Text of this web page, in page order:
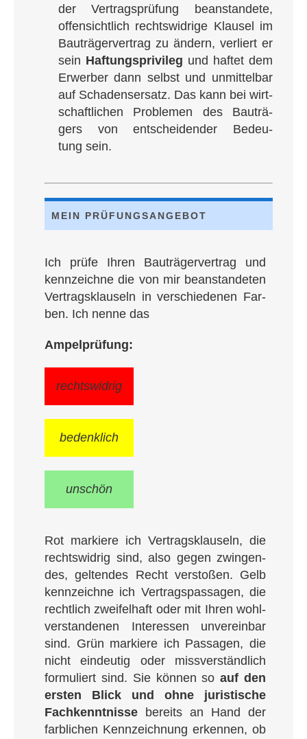
der Ver­trags­prü­fung bean­stan­dete,
offen­sicht­lich rechts­wid­rige Klau­sel im
Bau­trä­ger­ver­trag zu ändern, ver­liert er
sein Haf­tungs­pri­vi­leg und haf­tet dem
Erwer­ber dann selbst und unmit­tel­bar
auf Scha­dens­er­satz. Das kann bei wirt­
schaft­li­chen Pro­ble­men des Bau­trä­
gers von ent­schei­den­der Bedeu­
tung sein.
MEIN PRÜ­FUNGS­AN­GE­BOT
Ich prü­fe Ihren Bau­trä­ger­ver­trag und
kenn­zeich­ne die von mir bean­stan­de­ten
Ver­trags­klau­seln in ver­schie­de­nen Far­
ben. Ich nen­ne das
Ampel­prü­fung:
rechts­wid­rig
bedenk­lich
unschön
Rot mar­kie­re ich Ver­trags­klau­seln, die
rechts­wid­rig sind, also gegen zwin­gen­
des, gel­ten­des Recht ver­sto­ßen. Gelb
kenn­zeich­ne ich Ver­trags­pas­sa­gen, die
recht­lich zwei­fel­haft oder mit Ihren wohl­
ver­stan­de­nen Inter­es­sen unver­ein­bar
sind. Grün mar­kie­re ich Pas­sa­gen, die
nicht ein­deu­tig oder miss­ver­ständ­lich
for­mu­liert sind. Sie kön­nen soauf den
ers­ten Blick und ohne juris­ti­sche
Fach­kennt­nis­se bereits an Hand der
farb­li­chen Kenn­zeich­nung erken­nen, ob